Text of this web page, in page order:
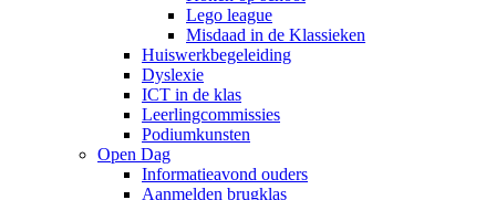
Lego league
Misdaad in de Klassieken
Huiswerkbegeleiding
Dyslexie
ICT in de klas
Leerlingcommissies
Podiumkunsten
Open Dag
Informatieavond ouders
Aanmelden brugklas